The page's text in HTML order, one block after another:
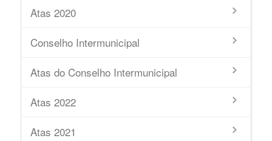
Atas 2020
Conselho Intermunicipal
Atas do Conselho Intermunicipal
Atas 2022
Atas 2021